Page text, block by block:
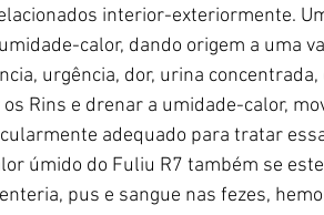
interior-exteriormente.
calor, dando origem a uma
urgência, dor, urina
Rins e drenar a umidade-calor,
adequado para tratar
úmido do Fuliu R7 também se
pus e sangue nas fezes,